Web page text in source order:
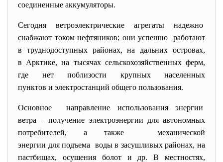
соединенные аккумуляторы.
Сегодня ветроэлектрические агрегаты надежно
снабжают током нефтяников; они успешно работают
в труднодоступных районах, на дальних островах,
в Арктике, на тысячах сельскохозяйственных ферм,
где нет поблизости крупных населенных
пунктов и электростанций общего пользования.
Основное направление использования энергии
ветра – получение электроэнергии для автономных
потребителей, а также механической
энергии для подъема воды в засушливых районах, на
пастбищах, осушения болот и др. В местностях,